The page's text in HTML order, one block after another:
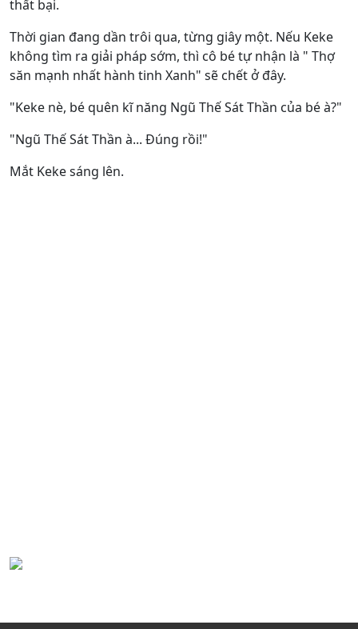
thất bại.
Thời gian đang dần trôi qua, từng giây một. Nếu Keke
không tìm ra giải pháp sớm, thì cô bé tự nhận là " Thợ
săn mạnh nhất hành tinh Xanh" sẽ chết ở đây.
"Keke nè, bé quên kĩ năng Ngũ Thế Sát Thần của bé à?"
"Ngũ Thế Sát Thần à... Đúng rồi!"
Mắt Keke sáng lên.